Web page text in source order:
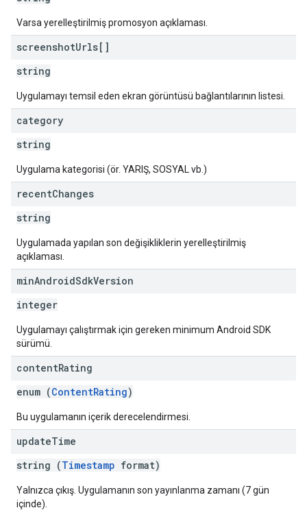
Varsa yerelleştirilmiş promosyon açıklaması.
screenshotUrls[]
string
Uygulamayı temsil eden ekran görüntüsü bağlantılarının listesi.
category
string
Uygulama kategorisi (ör. YARIŞ, SOSYAL vb.)
recentChanges
string
Uygulamada yapılan son değişikliklerin yerelleştirilmiş
açıklaması.
minAndroidSdkVersion
integer
Uygulamayı çalıştırmak için gereken minimum Android SDK
sürümü.
contentRating
enum (ContentRating)
Bu uygulamanın içerik derecelendirmesi.
updateTime
string (Timestamp format)
Yalnızca çıkış. Uygulamanın son yayınlanma zamanı (7 gün
içinde).